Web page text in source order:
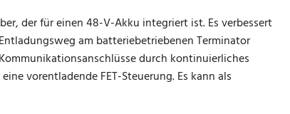
der für einen 48-V-Akku integriert ist. Es verbessert
am batteriebetriebenen Terminator
durch kontinuierliches
vorentladende FET-Steuerung. Es kann als